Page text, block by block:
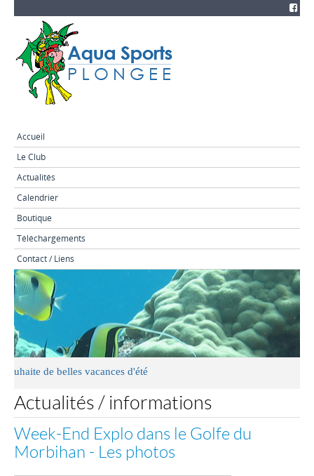
Accueil
Le Club
Actualités
Calendrier
Boutique
Téléchargements
Contact / Liens
belles vacances d'été
Actualités / informations
Week-End Explo dans le Golfe du
Morbihan - Les photos